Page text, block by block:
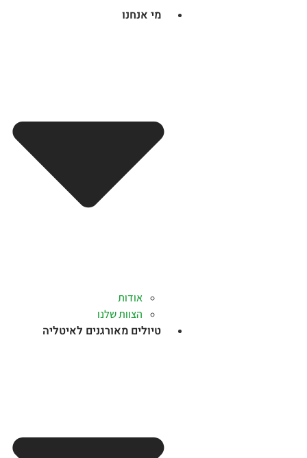
מי אנחנו
אודות
הצוות שלנו
טיולים מאורגנים לאיטליה